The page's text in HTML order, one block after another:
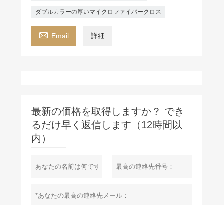
ダブルカラーの厚いマイクロファイバークロス
 Email 詳細
最新の価格を取得しますか？ でき
るだけ早く返信します（12時間以
内）